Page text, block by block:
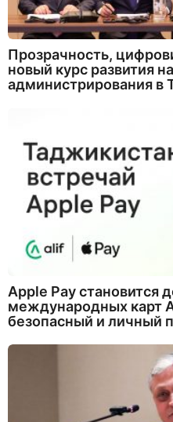
Прозрачность,
новый курс развития
администрирования в
Apple Pay становится
международных карт
безопасный и личный